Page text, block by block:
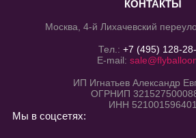
КОНТАКТЫ
Москва, 4-й Лихачевский
Тел.: +7 (495) 128-
E-mail:
ИП Игнатьев Александр
ОГРНИП
ИНН 521001596401
Мы в соцсетях: